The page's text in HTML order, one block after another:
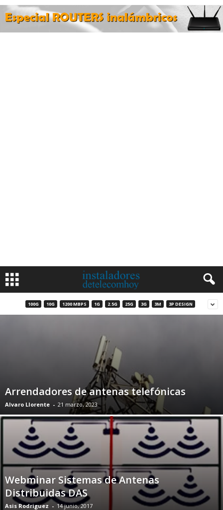
100G 10G 1200 MBPS 1G 2.5G 25G 3G 3M 3P DESIGN
Arrendadores de antenas telefónicas
Alvaro Llorente - 21 marzo, 2023
Webminar Sistemas de Antenas
Distribuidas DAS
Asis Rodriguez - 14 junio, 2017